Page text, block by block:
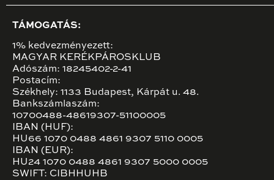
TÁMOGATÁS:
1% kedvezményezett:
MAGYAR KERÉKPÁROSKLUB
Adószám: 18245402-2-41
Postacím:
Székhely: 1133 Budapest, Kárpát u. 48.
Bankszámlaszám:
10700488-48619307-51100005
IBAN (HUF):
HU66 1070 0488 4861 9307 5110 0005
IBAN (EUR):
HU24 1070 0488 4861 9307 5000 0005
SWIFT: CIBHHUHB